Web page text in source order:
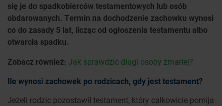
się je do spadkobierców testamentowych lub osób
obdarowanych. Termin na dochodzenie zachowku wynosi
co do zasady 5 lat, licząc od ogłoszenia testamentu albo
otwarcia spadku.
Zobacz również: Jak sprawdzić długi osoby zmarłej?
Ile wynosi zachowek po rodzicach, gdy jest testament?
Jeżeli rodzic pozostawił testament, który całkowicie pomija